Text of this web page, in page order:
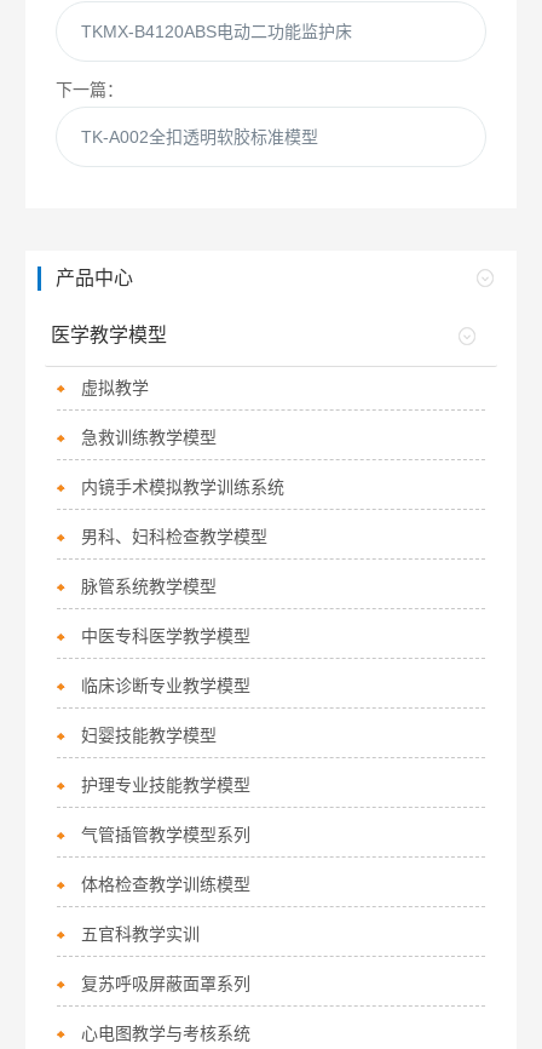
TKMX-B4120ABS电动二功能监护床
下一篇：
TK-A002全扣透明软胶标准模型
产品中心
医学教学模型
虚拟教学
急救训练教学模型
内镜手术模拟教学训练系统
男科、妇科检查教学模型
脉管系统教学模型
中医专科医学教学模型
临床诊断专业教学模型
妇婴技能教学模型
护理专业技能教学模型
气管插管教学模型系列
体格检查教学训练模型
五官科教学实训
复苏呼吸屏蔽面罩系列
心电图教学与考核系统